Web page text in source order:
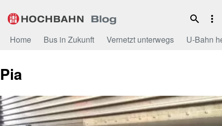
Inhalt
Home Bus in Zukunft Vernetzt unterwegs U-Bahn
Pia